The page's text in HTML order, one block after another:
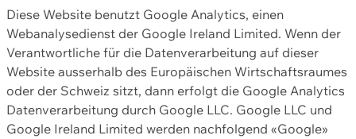
Diese Website benutzt Google Analytics, einen
Webanalysedienst der Google Ireland Limited. Wenn der
Verantwortliche für die Datenverarbeitung auf dieser
Website ausserhalb des Europäischen Wirtschaftsraumes
oder der Schweiz sitzt, dann erfolgt die Google Analytics
Datenverarbeitung durch Google LLC. Google LLC und
Google Ireland Limited werden nachfolgend «Google»